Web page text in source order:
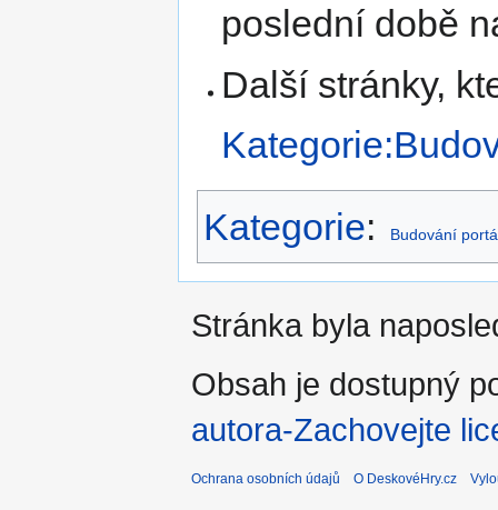
poslední době
Další stránky,
Kategorie: Budování
Stránka byla
Obsah je dostupný
autora-Zachovejte
Ochrana osobních údajů O DeskovéHry.cz